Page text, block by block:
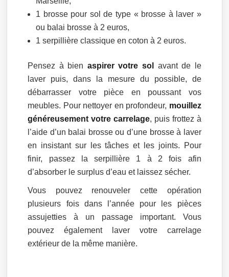
1 brosse pour sol de type « brosse à laver »
ou balai brosse à 2 euros,
1 serpillière classique en coton à 2 euros.
Pensez à bien aspirer votre sol
avant de le
laver puis, dans la mesure du possible, de
débarrasser votre pièce en poussant vos
meubles. Pour nettoyer en profondeur, mouillez
généreusement votre carrelage, puis frottez à
l’aide d’un balai brosse ou d’une brosse à laver
en insistant sur les tâches et les joints. Pour
finir, passez la serpillière 1 à 2 fois afin
d’absorber le surplus d’eau et laissez sécher.
Vous pouvez renouveler cette opération
plusieurs fois dans l’année pour les pièces
assujetties à un passage important. Vous
pouvez également laver votre carrelage
extérieur de la même manière.